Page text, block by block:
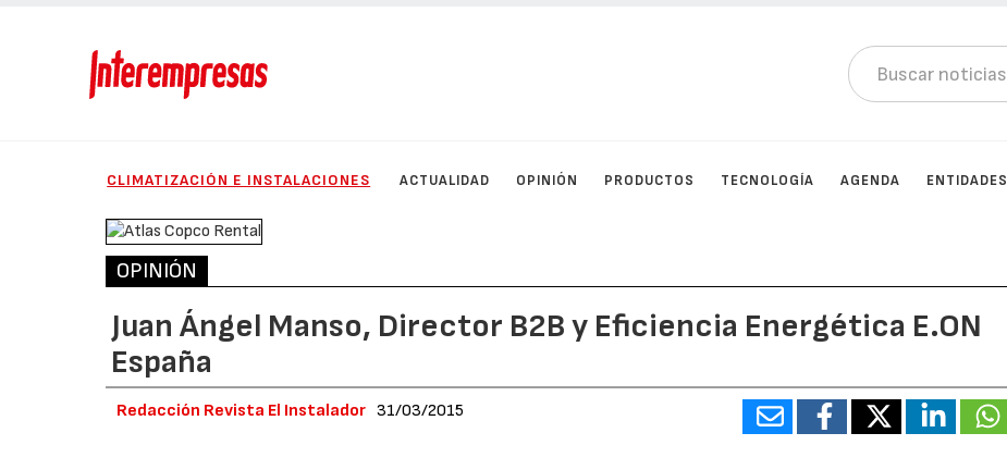
CLIMATIZACIÓN E INSTALACIONES ACTUALIDAD OPINIÓN PRODUCTOS TECNOLOGÍA AGENDA ENTIDADES
OPINIÓN
Juan Ángel Manso, Director B2B y Eficiencia Energética E.ON
España
Redacción Revista El Instalador 31/03/2015